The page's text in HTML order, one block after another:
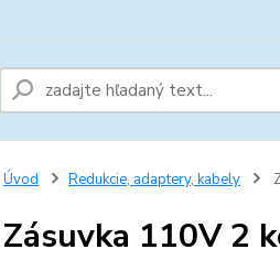
Úvod Redukcie, adaptery, kabely
Zásuvka 110V 2